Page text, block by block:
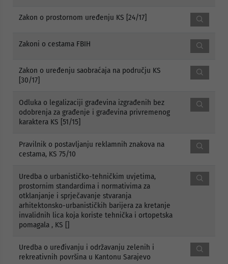
Zakon o prostornom uređenju KS [24/17]
Zakoni o cestama FBIH
Zakon o uređenju saobraćaja na području KS
[30/17]
Odluka o legalizaciji građevina izgrađenih bez
odobrenja za građenje i građevina privremenog
karaktera KS [51/15]
Pravilnik o postavljanju reklamnih znakova na
cestama, KS 75/10
Uredba o urbanističko-tehničkim uvjetima,
prostornim standardima i normativima za
otklanjanje i sprječavanje stvaranja
arhitektonsko-urbanističkih barijera za kretanje
invalidnih lica koja koriste tehnička i ortopetska
pomagala , KS []
Uredba o uređivanju i održavanju zelenih i
rekreativnih površina u Kantonu Sarajevo